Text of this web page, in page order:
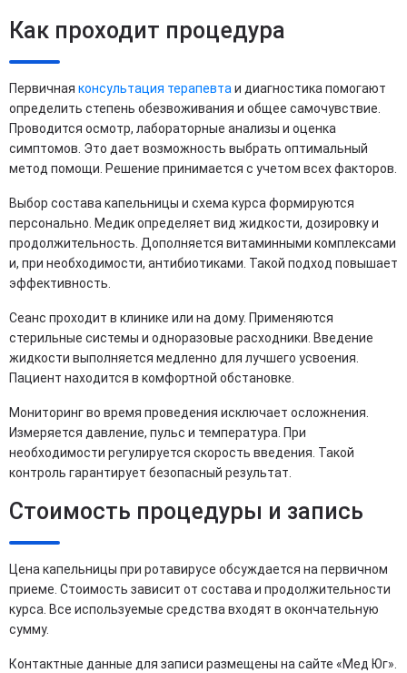
Как проходит процедура
Первичная консультация терапевта и диагностика помогают
определить степень обезвоживания и общее самочувствие.
Проводится осмотр, лабораторные анализы и оценка
симптомов. Это дает возможность выбрать оптимальный
метод помощи. Решение принимается с учетом всех факторов.
Выбор состава капельницы и схема курса формируются
персонально. Медик определяет вид жидкости, дозировку и
продолжительность. Дополняется витаминными комплексами
и, при необходимости, антибиотиками. Такой подход повышает
эффективность.
Сеанс проходит в клинике или на дому. Применяются
стерильные системы и одноразовые расходники. Введение
жидкости выполняется медленно для лучшего усвоения.
Пациент находится в комфортной обстановке.
Мониторинг во время проведения исключает осложнения.
Измеряется давление, пульс и температура. При
необходимости регулируется скорость введения. Такой
контроль гарантирует безопасный результат.
Стоимость процедуры и запись
Цена капельницы при ротавирусе обсуждается на первичном
приеме. Стоимость зависит от состава и продолжительности
курса. Все используемые средства входят в окончательную
сумму.
Контактные данные для записи размещены на сайте «Мед Юг».